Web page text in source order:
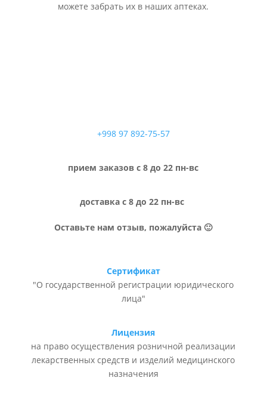
можете забрать их в наших аптеках.
+998 97 892-75-57
прием заказов с 8 до 22 пн-вс
доставка с 8 до 22 пн-вс
Оставьте нам отзыв, пожалуйста 🙂
Сертификат
"О государственной регистрации юридического
лица"
Лицензия
на право осуществления розничной реализации
лекарственных средств и изделий медицинского
назначения